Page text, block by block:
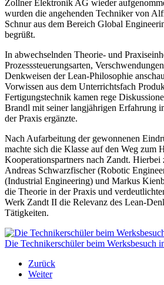
Zollner Elektronik AG wieder
wurden die angehenden Techniker von
Schnur aus dem Bereich Global
begrüßt.
In abwechselnden Theorie- und
Prozesssteuerungsarten,
Denkweisen der Lean-Philosophie
Vorwissen aus dem Unterrichtsfach
Fertigungstechnik kamen rege
Brandl mit seiner langjährigen Erfahrung
der Praxis ergänzte.
Nach Aufarbeitung der gewonnenen
machte sich die Klasse auf den Weg zum
Kooperationspartners nach Zandt. Hierbei
Andreas Schwarzfischer (Robotic
(Industrial Engineering) und Markus
die Theorie in der Praxis und
Werk Zandt II die Relevanz des Lean-
Tätigkeiten.
Die Technikerschüler beim Werksbesuch
Zurück
Weiter